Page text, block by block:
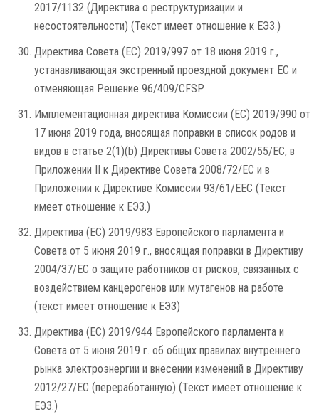
2017/1132 (Директива о реструктуризации и
несостоятельности) (Текст имеет отношение к ЕЭЗ.)
Директива Совета (ЕС) 2019/997 от 18 июня 2019 г.,
устанавливающая экстренный проездной документ ЕС и
отменяющая Решение 96/409/CFSP
Имплементационная директива Комиссии (ЕС) 2019/990 от
17 июня 2019 года, вносящая поправки в список родов и
видов в статье 2(1)(b) Директивы Совета 2002/55/EC, в
Приложении II к Директиве Совета 2008/72/EC и в
Приложении к Директиве Комиссии 93/61/EEC (Текст
имеет отношение к ЕЭЗ.)
Директива (ЕС) 2019/983 Европейского парламента и
Совета от 5 июня 2019 г., вносящая поправки в Директиву
2004/37/EC о защите работников от рисков, связанных с
воздействием канцерогенов или мутагенов на работе
(текст имеет отношение к ЕЭЗ)
Директива (ЕС) 2019/944 Европейского парламента и
Совета от 5 июня 2019 г. об общих правилах внутреннего
рынка электроэнергии и внесении изменений в Директиву
2012/27/ЕС (переработанную) (Текст имеет отношение к
ЕЭЗ.)